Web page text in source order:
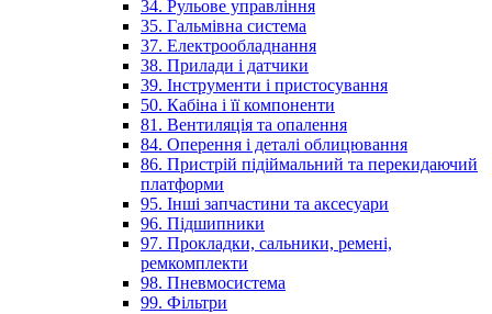
34. Рульове управління
35. Гальмівна система
37. Електрообладнання
38. Прилади і датчики
39. Інструменти і пристосування
50. Кабіна і її компоненти
81. Вентиляція та опалення
84. Оперення і деталі облицювання
86. Пристрій підіймальний та перекидаючий
платформи
95. Інші запчастини та аксесуари
96. Підшипники
97. Прокладки, сальники, ремені,
ремкомплекти
98. Пневмосистема
99. Фільтри